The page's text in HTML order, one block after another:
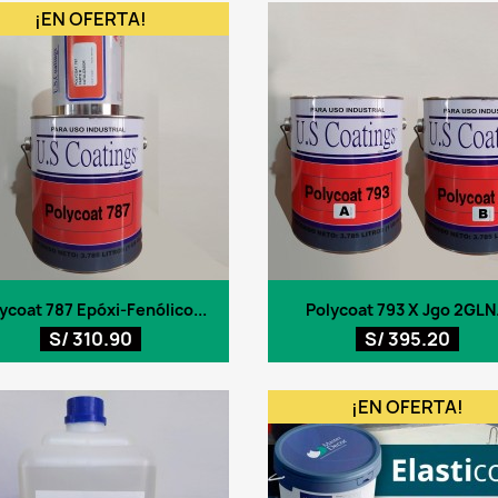
Vista rápida
787 Epóxi-Fenólico...
S/ 310.90
¡EN OFERTA!
Vista rápida
Polycoat 793 X Jgo
S/ 395.20
¡EN OFERTA!